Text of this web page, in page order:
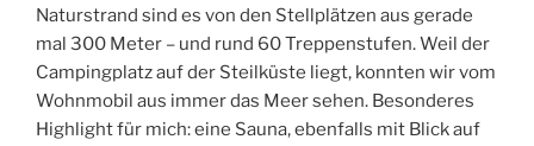
Naturstrand sind es von den Stellplätzen aus gerade
mal 300 Meter – und rund 60 Treppenstufen. Weil der
Campingplatz auf der Steilküste liegt, konnten wir vom
Wohnmobil aus immer das Meer sehen. Besonderes
Highlight für mich: eine Sauna, ebenfalls mit Blick auf